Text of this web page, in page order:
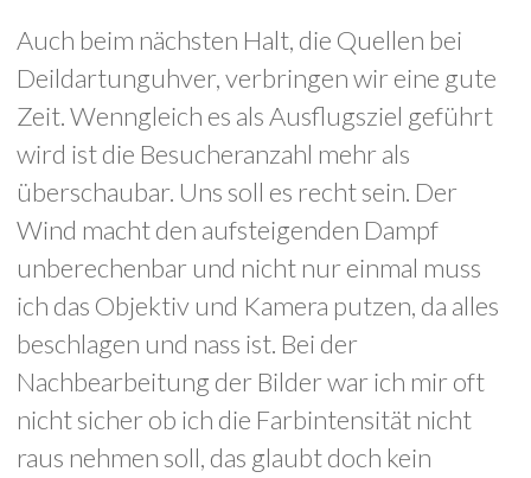
Auch beim nächsten Halt, die Quellen bei
Deildartunguhver, verbringen wir eine gute
Zeit. Wenngleich es als Ausflugsziel geführt
wird ist die Besucheranzahl mehr als
überschaubar. Uns soll es recht sein. Der
Wind macht den aufsteigenden Dampf
unberechenbar und nicht nur einmal muss
ich das Objektiv und Kamera putzen, da alles
beschlagen und nass ist. Bei der
Nachbearbeitung der Bilder war ich mir oft
nicht sicher ob ich die Farbintensität nicht
raus nehmen soll, das glaubt doch kein